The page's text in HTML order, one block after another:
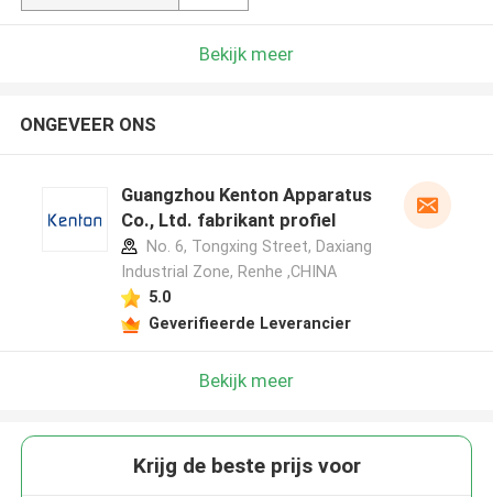
Bekijk meer
ONGEVEER ONS
Guangzhou Kenton Apparatus
Co., Ltd. fabrikant profiel
No. 6, Tongxing Street, Daxiang
Industrial Zone, Renhe ,CHINA
5.0
Geverifieerde Leverancier
Bekijk meer
Krijg de beste prijs voor